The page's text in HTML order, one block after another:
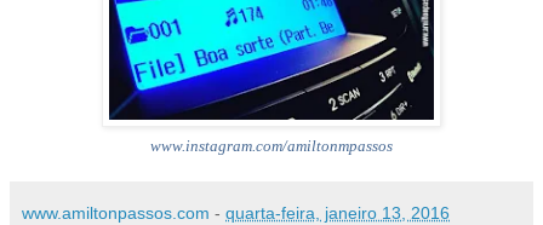
www.instagram.com/amiltonmpassos
www.amiltonpassos.com - quarta-feira, janeiro 13, 2016